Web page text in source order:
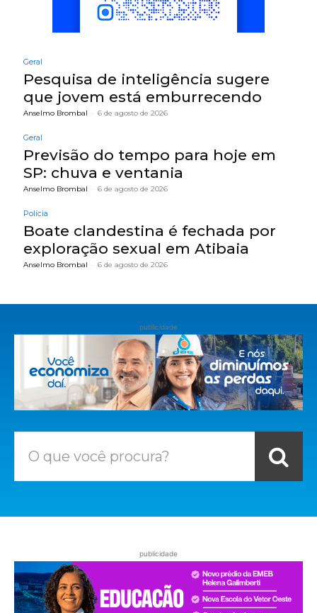
Geral
Pesquisa de inteligência sugere
que jovem está emburrecendo
Anselmo Brombal - 6 de agosto de 2026
Geral
Previsão do tempo para hoje em
SP: chuva e ventania
Anselmo Brombal - 6 de agosto de 2026
Polícia
Boate clandestina é fechada por
exploração sexual em Atibaia
Anselmo Brombal - 6 de agosto de 2026
publicidade
O que você procura?
publicidade